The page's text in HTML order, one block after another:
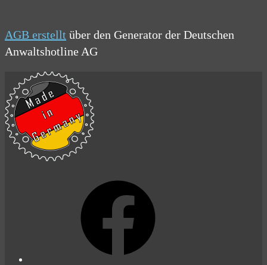
AGB erstellt über den Generator der Deutschen
Anwaltshotline AG